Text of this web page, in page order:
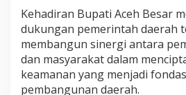
’
Kehadiran Bupati Aceh Besar
dukungan pemerintah daerah
membangun sinergi antara
dan masyarakat dalam
keamanan yang menjadi
pembangunan daerah.